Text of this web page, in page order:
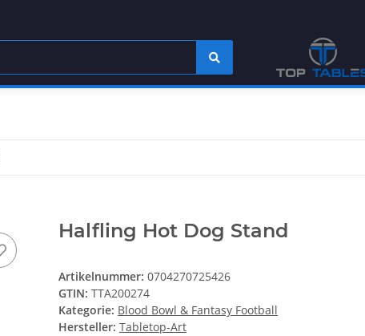
Halfling Hot Dog Stand
Artikelnummer: 0704270725426
GTIN: TTA200274
Kategorie: Blood Bowl & Fantasy Football
Hersteller: Tabletop-Art